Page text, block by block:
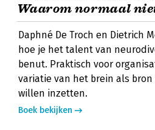
Waarom normaal
Daphné De Troch en Dietrich
hoe je het talent van
benut. Praktisch voor
variatie van het brein als
willen inzetten.
Boek bekijken